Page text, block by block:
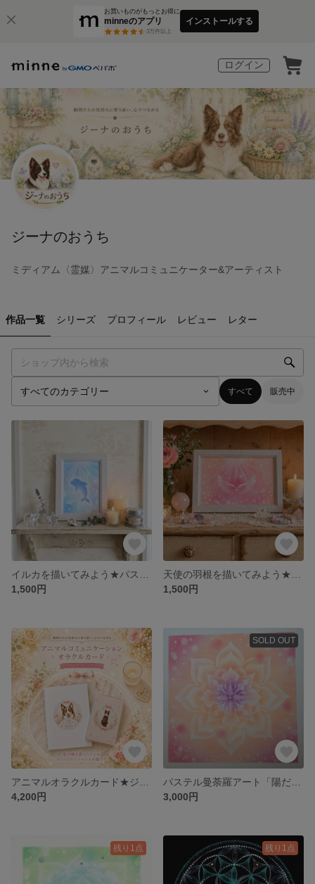
お買いものがもっとお得に
minneのアプリ
3万件以上
インストールする
ログイン
ジーナのおうち
ミディアム〈霊媒〉アニマルコミュニケーター&アーティスト
作品一覧 シリーズ プロフィール レビュー レター
すべて 販売中
1,500円
1,500円
4,200円
SOLD OUT
3,000円
残り1点 残り1点